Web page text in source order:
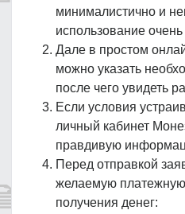
минималистично и
использование
Дале в простом
можно указать
после чего увидеть
Если условия
личный кабинет
правдивую
Перед отправкой
желаемую
получения денег: